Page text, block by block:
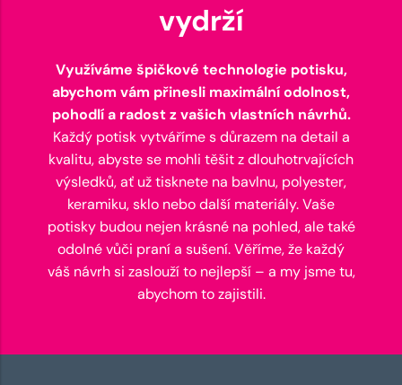
vydrží
Využíváme špičkové technologie potisku,
abychom vám přinesli maximální odolnost,
pohodlí a radost z vašich vlastních návrhů.
Každý potisk vytváříme s důrazem na detail a
kvalitu, abyste se mohli těšit z dlouhotrvajících
výsledků, ať už tisknete na bavlnu, polyester,
keramiku, sklo nebo další materiály. Vaše
potisky budou nejen krásné na pohled, ale také
odolné vůči praní a sušení. Věříme, že každý
váš návrh si zaslouží to nejlepší – a my jsme tu,
abychom to zajistili.